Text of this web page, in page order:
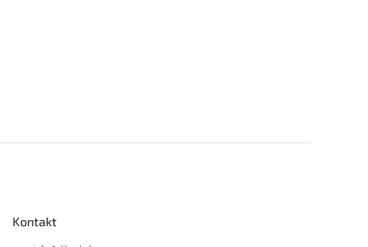
Kontakt